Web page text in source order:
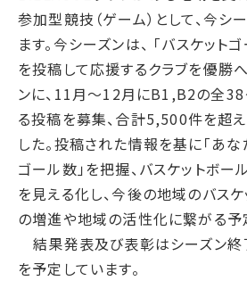
人財戦略
健康・安全
社会データ
ガバナンス
コーポレートガバナンス
コンプライアンス
リスクマネジメント
情報セキュリティ
ガバナンスデータ
参加型競技（ゲーム）として、今シ
ます。今シーズンは、 「バスケッ
を投稿して応援するクラブを優勝
ンに、11月～12月にB1,B2の全38
る投稿を募集、合計5,500件を超
した。投稿された情報を基に「あ
ゴール数」を把握、バスケットボー
を見える化し、今後の地域のバス
の増進や地域の活性化に繋がる予
結果発表及び表彰はシーズン
を予定しています。